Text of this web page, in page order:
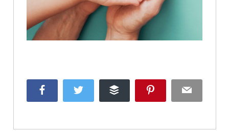
FacebookTwitter Buffer Pinterest Email